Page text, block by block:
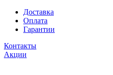
Доставка
Оплата
Гарантии
Контакты
Акции